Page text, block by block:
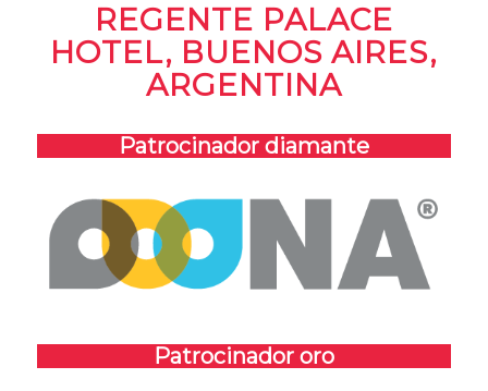
REGENTE PALACE
HOTEL, BUENOS AIRES,
ARGENTINA
Patrocinador diamante
Patrocinador oro